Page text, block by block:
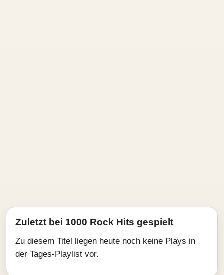
Zuletzt bei 1000 Rock Hits gespielt
Zu diesem Titel liegen heute noch keine Plays in
der Tages-Playlist vor.